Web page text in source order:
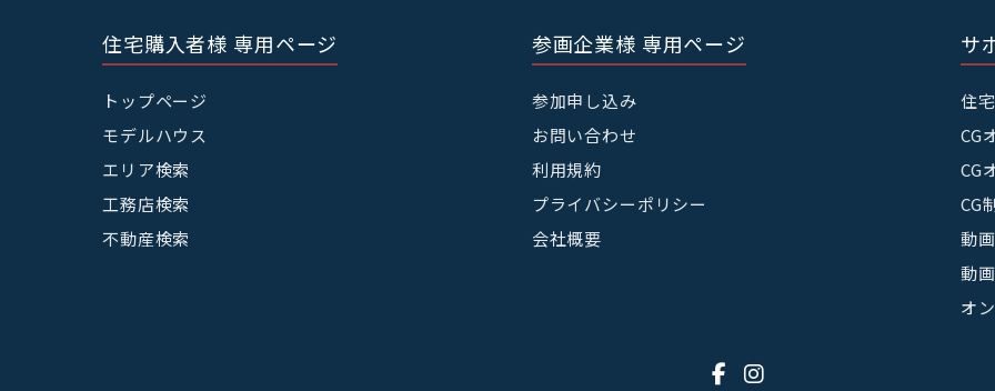
住宅購入者様 専用ページ
トップページ
モデルハウス
エリア検索
工務店検索
不動産検索
参画企業様 専用ページ
参加申し込み
お問い合わせ
利用規約
プライバシーポリシー
会社概要
サ
住
CG
CG
CG
動
動
オ